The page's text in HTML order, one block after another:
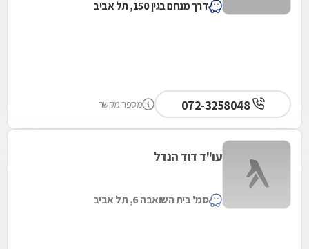
דרך מנחם בגין 150, תל אביב
072-3258048 מספר מקשר
עו"ד דוד הנדל
סמ' בית השואבה 6, תל אביב